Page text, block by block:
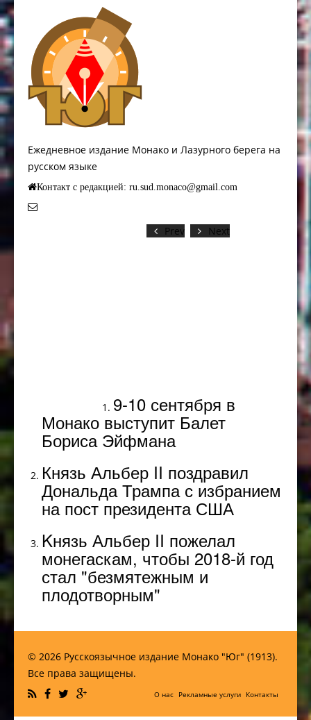
Ежедневное издание Монако и Лазурного берега на
русском языке
Контакт с редакцией: ru.sud.monaco@gmail.com
Prev Next
9-10 сентября в
Монако выступит Балет
Бориса Эйфмана
Князь Альбер II поздравил
Дональда Трампа с избранием
на пост президента США
Kнязь Альбер II пожелал
монегаскам, чтобы 2018-й год
стал "безмятежным и
плодотворным"
© 2026 Русскоязычное издание Монако "Юг" (1913).
Все права защищены.
О нас Рекламные услуги Контакты